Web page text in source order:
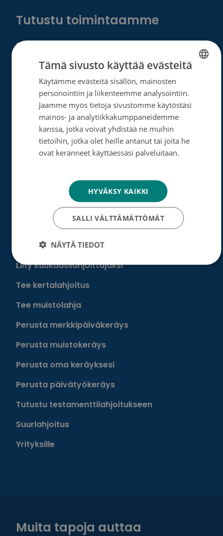
Tutustu toimintaamme
Tietoa meistä
Ota yhteyttä
Tietosuoja- ja rekisteriseloste
Rahankeräyslupa
Syöpäsäätiö laskutusoitteet
Saavutettavuus
Munien puolesta -keräys
Lahjoita
Löydä oma tapasi auttaa
Liity kuukausilahjoittajaksi
Tee kertalahjoitus
Tee muistolahja
Perusta merkkipäiväkeräys
Perusta muistokeräys
Perusta oma keräyksesi
Perusta päivätyökeräys
Tutustu testamenttilahjoitukseen
Suurlahjoitus
Yrityksille
Muita tapoja auttaa
SWEDISH
Tämä sivusto käyttää evästeitä
Käytämme evästeitä sisällön, mainosten
personointiin ja liikenteemme analysointiin.
Jaamme myös tietoja sivustomme käytöstäsi
mainos- ja analytiikkakumppaneidemme
kanssa, jotka voivat yhdistää ne muihin
tietoihin, jotka olet heille antanut tai joita he
ovat keränneet käyttäessäsi palveluitaan.
HYVÄKSY KAIKKI
SALLI VÄLTTÄMÄTTÖMÄT
NÄYTÄ TIEDOT